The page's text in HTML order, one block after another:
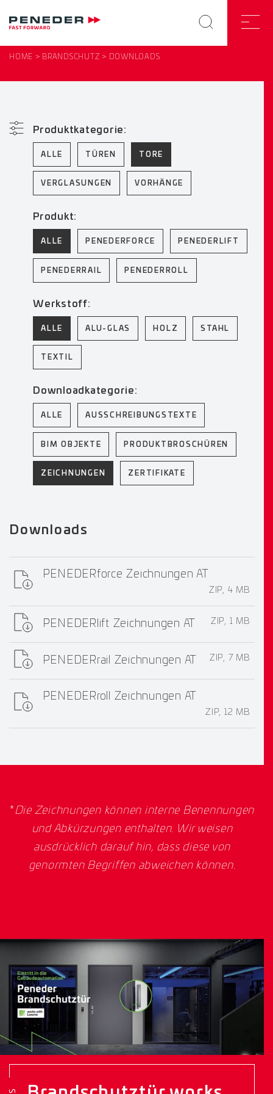
HOME BRANDSCHUTZ DOWNLOADS
Produktkategorie:
ALLE TÜREN TORE
VERGLASUNGEN VORHÄNGE
Produkt:
ALLE PENEDERFORCE PENEDERLIFT
PENEDERRAIL PENEDERROLL
Werkstoff:
ALLE ALU-GLAS HOLZ STAHL
TEXTIL
Downloadkategorie:
ALLE AUSSCHREIBUNGSTEXTE
BIM OBJEKTE PRODUKTBROSCHÜREN
ZEICHNUNGEN ZERTIFIKATE
Downloads
PENEDERforce Zeichnungen AT
ZIP, 4 MB
PENEDERlift Zeichnungen AT ZIP, 1 MB
PENEDERrail Zeichnungen AT ZIP, 7 MB
PENEDERroll Zeichnungen AT
ZIP, 12 MB
*Die Zeichnungen können interne Benennungen
und Abkürzungen enthalten. Wir weisen
ausdrücklich darauf hin, dass diese von
genormten Begriffen abweichen können.